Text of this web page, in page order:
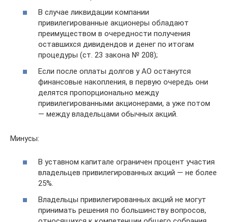
В случае ликвидации компании
привилегированные акционеры обладают
преимуществом в очередности получения
оставшихся дивидендов и денег по итогам
процедуры (ст. 23 закона № 208);
Если после оплаты долгов у АО останутся
финансовые накопления, в первую очередь они
делятся пропорционально между
привилегированными акционерами, а уже потом
— между владельцами обычных акций.
Минусы:
В уставном капитале ограничен процент участия
владельцев привилегированных акций — не более
25%.
Владельцы привилегированных акций не могут
принимать решения по большинству вопросов,